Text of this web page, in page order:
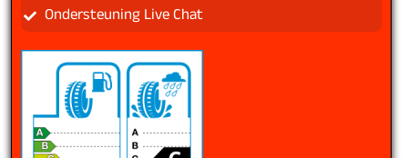
Ondersteuning Live Chat